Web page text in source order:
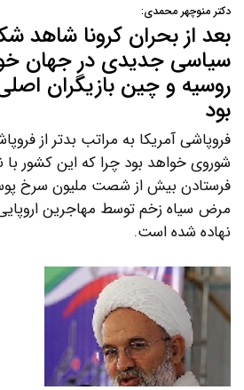
دکتر منوچهر محمدی:
بعد از بحران کرونا شاهد
سیاسی جدیدی در جهان
روسیه و چین بازیگران
بود
فروپاشی آمریکا به مراتب بدتر از
شوروی خواهد بود چرا که این کشور با
فرستادن بیش از شصت ملیون سرخ
مرض سیاه زخم توسط مهاجرین
نهاده شده است.